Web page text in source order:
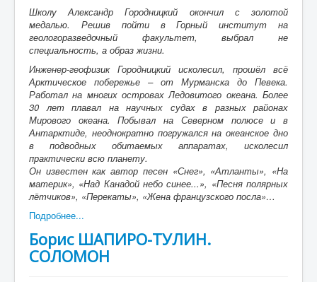
Школу Александр Городницкий окончил с золотой
медалью. Решив пойти в Горный институт на
геологоразведочный факультет, выбрал не
специальность, а образ жизни.
Инженер-геофизик Городницкий исколесил, прошёл всё
Арктическое побережье – от Мурманска до Певека.
Работал на многих островах Ледовитого океана. Более
30 лет плавал на научных судах в разных районах
Мирового океана. Побывал на Северном полюсе и в
Антарктиде, неоднократно погружался на океанское дно
в подводных обитаемых аппаратах, исколесил
практически всю планету.
Он известен как автор песен «Снег», «Атланты», «На
материк», «Над Канадой небо синее...», «Песня полярных
лётчиков», «Перекаты», «Жена французского посла»…
Подробнее...
Борис ШАПИРО-ТУЛИН.
СОЛОМОН